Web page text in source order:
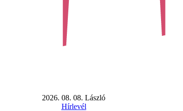
2026. 08. 08. László
Hírlevél